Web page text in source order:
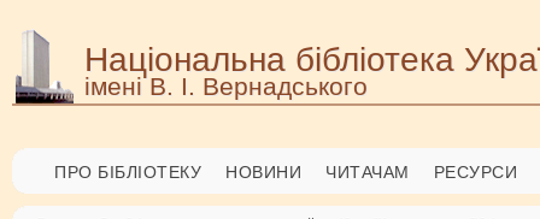
Національна бібліотека
імені В. І. Вернадського
ПРО БІБЛІОТЕКУ НОВИНИ ЧИТАЧАМ РЕСУРСИ